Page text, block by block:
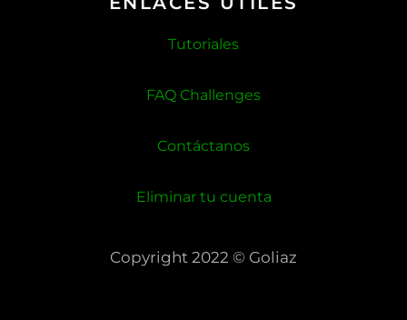
Tutoriales
FAQ Challenges
Contáctanos
Eliminar tu cuenta
Copyright 2022 © Goliaz